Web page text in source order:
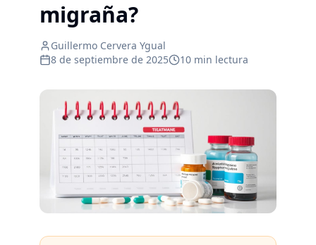
migraña?
Guillermo Cervera Ygual
8 de septiembre de 2025
10 min lectura